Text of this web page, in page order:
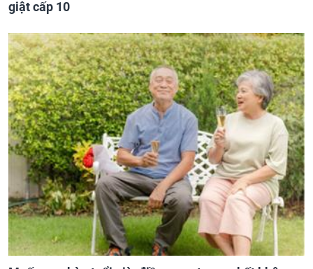
giật cấp 10